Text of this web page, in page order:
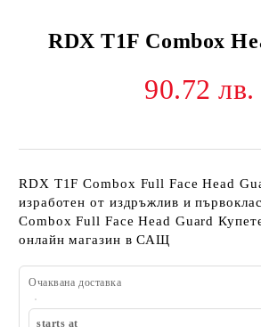
RDX T1F Combox
90.72 лв.
RDX T1F Combox Full Face Head
изработен от издръжлив и
Combox Full Face Head Guard
онлайн магазин в САЩ
Очаквана доставка
starts at